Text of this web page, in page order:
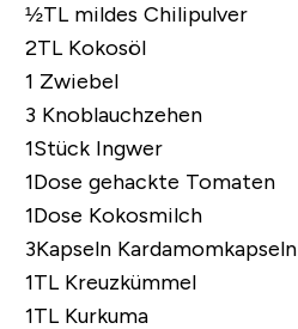
½TL mildes Chilipulver
2TL Kokosöl
1 Zwiebel
3 Knoblauchzehen
1Stück Ingwer
1Dose gehackte Tomaten
1Dose Kokosmilch
3Kapseln Kardamomkapseln
1TL Kreuzkümmel
1TL Kurkuma